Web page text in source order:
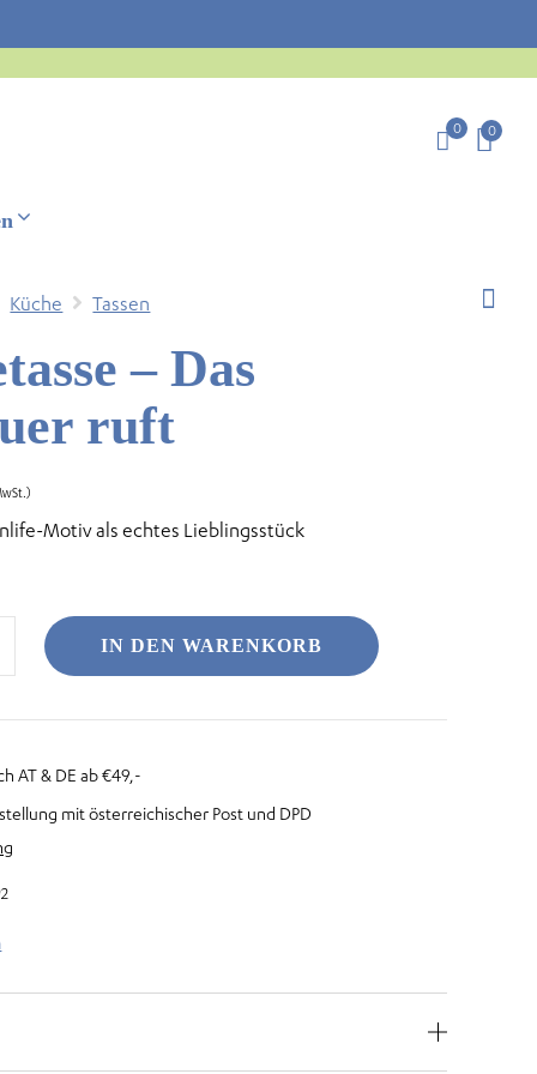
0 0
Küche Tassen
– Das
ruft
Motiv als echtes Lieblingsstück
IN DEN WARENKORB
AT & DE ab €49,-
mit österreichischer Post und DPD